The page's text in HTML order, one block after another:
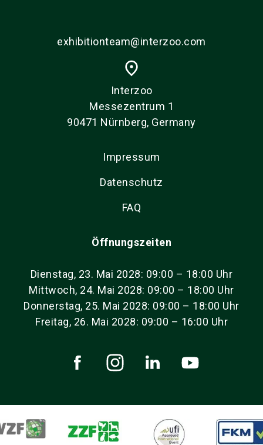
exhibitionteam@interzoo.com
place
Interzoo
Messezentrum 1
90471 Nürnberg, Germany
Impressum
Datenschutz
FAQ
Öffnungszeiten
Dienstag, 23. Mai 2028: 09:00 – 18:00 Uhr
Mittwoch, 24. Mai 2028: 09:00 – 18:00 Uhr
Donnerstag, 25. Mai 2028: 09:00 – 18:00 Uhr
Freitag, 26. Mai 2028: 09:00 – 16:00 Uhr